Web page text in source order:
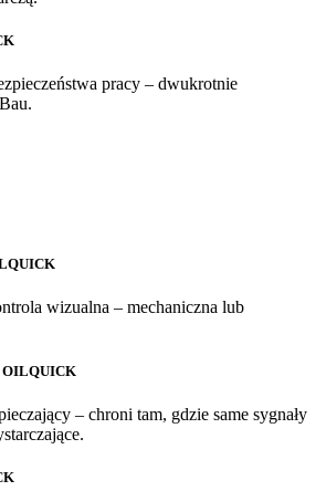
pracy – dwukrotnie
wizualna – mechaniczna lub
OILQUICK
– chroni tam, gdzie same sygnały